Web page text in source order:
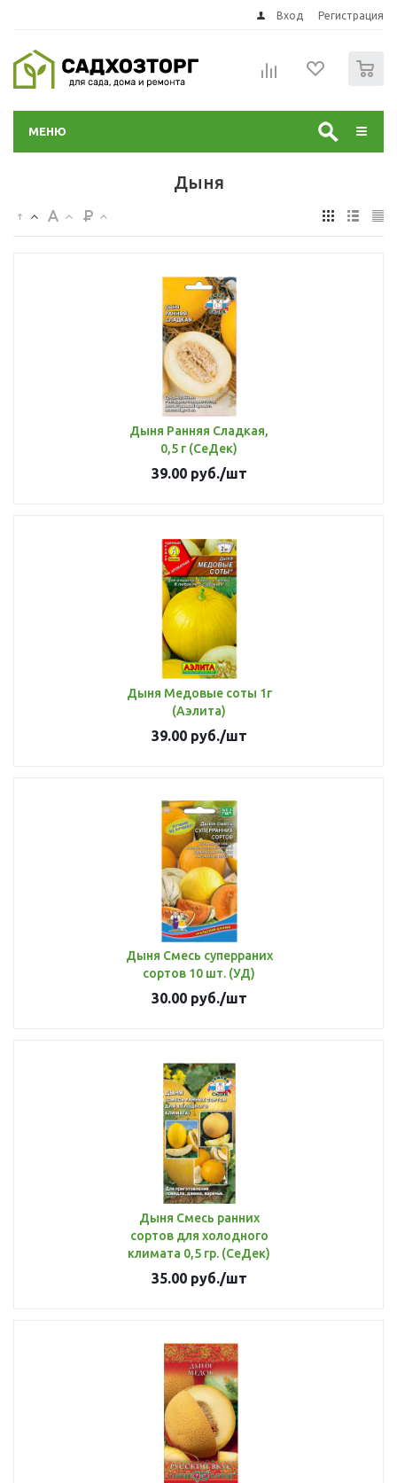
Вход Регистрация
МЕНЮ
Дыня
Дыня Ранняя Сладкая,
0,5 г (СеДек)
39.00руб./шт
Дыня Медовые соты 1г
(Аэлита)
39.00руб./шт
Дыня Смесь суперраних
сортов 10 шт. (УД)
30.00руб./шт
Дыня Смесь ранних
сортов для холодного
климата 0,5 гр. (СеДек)
35.00руб./шт